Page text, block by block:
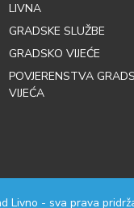
LIVNA
GRADSKE SLUŽBE
GRADSKO VIJEĆE
POVJERENSTVA
VIJEĆA
Livno - sva prava